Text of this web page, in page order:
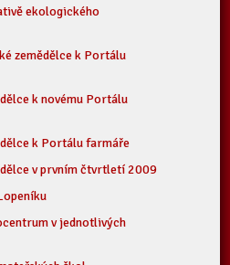
ekologického
zemědělce k Portálu
k novému Portálu
k Portálu farmáře
v prvním čtvrtletí 2009
v jednotlivých